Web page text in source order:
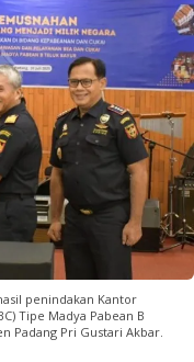
penindakan Kantor
Tipe Madya Pabean B
Padang Pri Gustari Akbar.